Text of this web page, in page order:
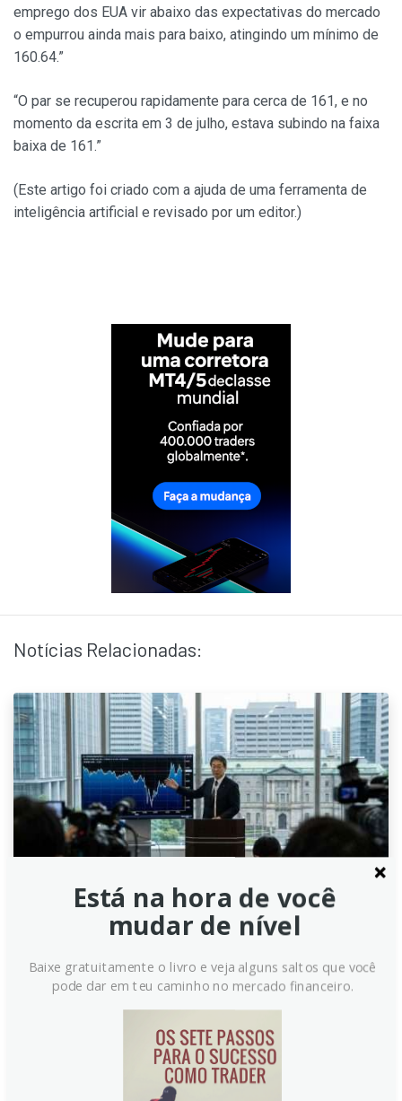
emprego dos EUA vir abaixo das expectativas do mercado
o empurrou ainda mais para baixo, atingindo um mínimo de
160.64.”
“O par se recuperou rapidamente para cerca de 161, e no
momento da escrita em 3 de julho, estava subindo na faixa
baixa de 161.”
(Este artigo foi criado com a ajuda de uma ferramenta de
inteligência artificial e revisado por um editor.)
Notícias Relacionadas:
Iene Japonês: Lateraliza contra
o Dólar após oscilações bruscas
– MUFG
Após um período de alta volatilidade, o Iene Japonês
(JPY) encerrou a semana com movimento lateral
contra o Dólar dos EUA (USD), segundo análise da
MUFG. O par USD/JPY oscilou entre as faixas de 155
Está na hora de você
mudar de nível
Baixe gratuitamente o livro e veja alguns saltos que você
pode dar em teu caminho no mercado financeiro.